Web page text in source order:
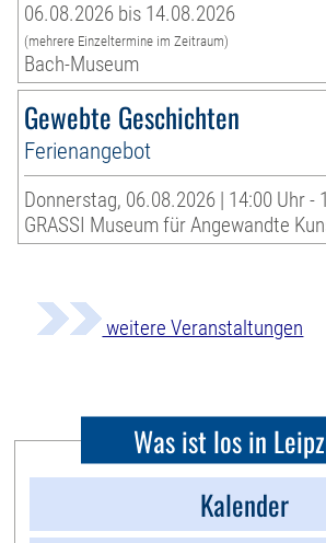
06.08.2026 bis 14.08.2026
(mehrere Einzeltermine im Zeitraum)
Bach-Museum
Gewebte Geschichten
Ferienangebot
Donnerstag, 06.08.2026 | 14:00 Uhr -
GRASSI Museum für Angewandte
weitere Veranstaltungen
Was ist los in
Kalender